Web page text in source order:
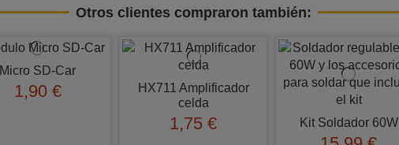
Otros clientes compraron también:
Micro SD-Car
1,90 €
HX711 Amplificador
celda
1,75 € Kit Soldador 60W